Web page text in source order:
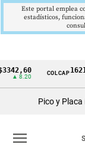
Cintillo
Colombia
COLCAP1621,34
Pico y Placa
menu
Este portal emplea
estadísticos,